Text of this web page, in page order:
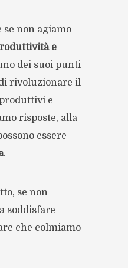
se non agiamo
e
dei suoi punti
rivoluzionare il
e
risposte, alla
essere
.
se non
soddisfare
che colmiamo